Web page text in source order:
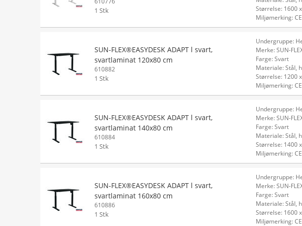
1 Stk
Størrelse: 1600
Miljømerking: CE
SUN-FLEX®EASYDESK ADAPT l svart,
svartlaminat 120x80 cm
610882
1 Stk
Undergruppe:
Merke: SUN-
Farge: Svart
Materiale: Stål,
Størrelse: 1200
Miljømerking: CE
SUN-FLEX®EASYDESK ADAPT l svart,
svartlaminat 140x80 cm
610884
1 Stk
Undergruppe:
Merke: SUN-
Farge: Svart
Materiale: Stål,
Størrelse: 1400
Miljømerking: CE
SUN-FLEX®EASYDESK ADAPT l svart,
svartlaminat 160x80 cm
610886
1 Stk
Undergruppe:
Merke: SUN-
Farge: Svart
Materiale: Stål,
Størrelse: 1600
Miljømerking: CE